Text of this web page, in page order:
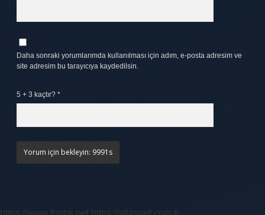
Daha sonraki yorumlarımda kullanılması için adım, e-posta adresim ve
site adresim bu tarayıcıya kaydedilsin.
5 + 3 kaçtır? *
https://www.frmtrk.net https://atlasnet.com.tr